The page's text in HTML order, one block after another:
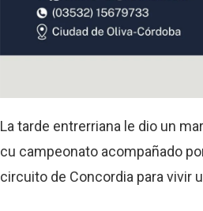
La tarde entrerriana le dio un
cu campeonato acompañado
circuito de Concordia para vivir